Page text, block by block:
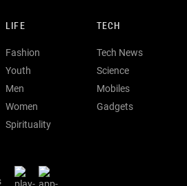
LIFE
Fashion
Youth
Men
Women
Spirituality
TECH
Tech News
Science
Mobiles
Gadgets